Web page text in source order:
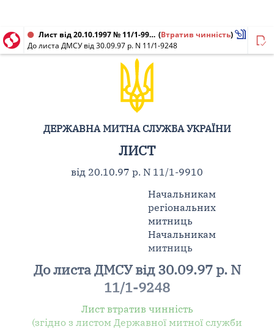
Лист від 20.10.1997 № 11/1-9910 (Втратив чинність)
До листа ДМСУ від 30.09.97 р. N 11/1-9248
ДЕРЖАВНА МИТНА СЛУЖБА УКРАЇНИ
ЛИСТ
від 20.10.97 р. N 11/1-9910
Начальникам
регіональних
митниць
Начальникам
митниць
До листа ДМСУ від 30.09.97 р. N
11/1-9248
Лист втратив чинність
(згідно з листом Державної митної служби